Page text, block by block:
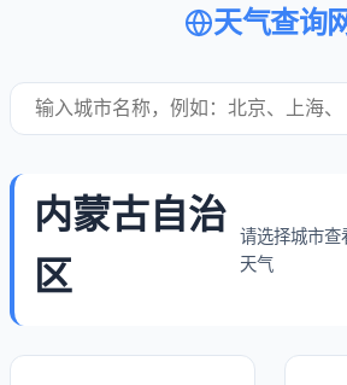
天气查询
内蒙古自治
区
请选择城市查
天气